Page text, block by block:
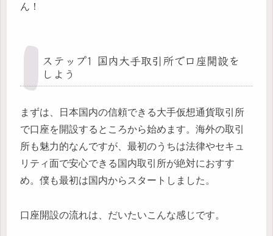
ん！
ステップ1 国内大手取引所で口座開設を
しよう
まずは、日本国内の信頼できる大手仮想通貨取引所
で口座を開設するところから始めます。海外の取引
所も魅力的なんですが、最初のうちは法律やセキュ
リティ面で安心できる国内取引所が絶対におすす
め。僕も最初は国内からスタートしました。
口座開設の流れは、だいたいこんな感じです。